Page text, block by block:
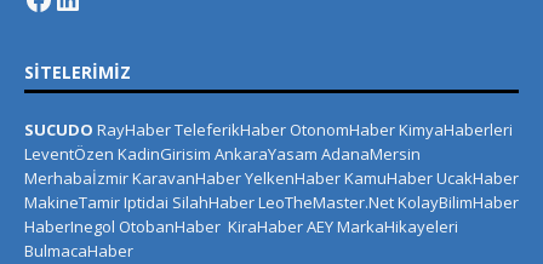
SITELERIMIZ
SUCUDO RayHaberTeleferikHaber OtonomHaberKimyaHaberleri
LeventÖzen KadinGirisim AnkaraYasam AdanaMersin
MerhabaİzmirKaravanHaberYelkenHaberKamuHaberUcakHaber
MakineTamirIptidai SilahHaberLeoTheMaster.NetKolayBilimHaber
HaberInegol OtobanHaber KiraHaberAEYMarkaHikayeleri
BulmacaHaber